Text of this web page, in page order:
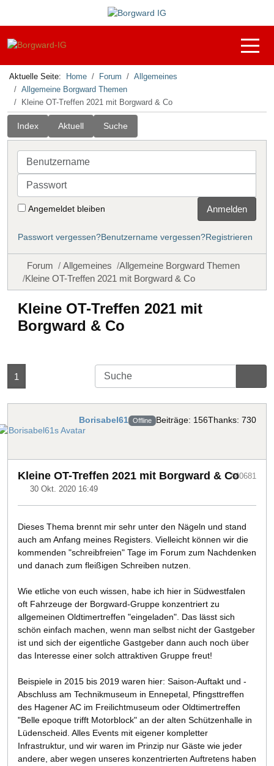
Off-
Aktuelle Seite: Home Forum
Allgemeines
Allgemeine Borgward Themen
Kleine OT-Treffen 2021 mit Borgward & Co
Index Aktuell Suche
Benutzername
Passwort
Angemeldet bleiben Anmelden
Passwort vergessen?Benutzername vergessen?Registrieren
Forum Allgemeines
Allgemeine Borgward Themen
Kleine OT-Treffen 2021 mit Borgward & Co
Kleine OT-Treffen 2021 mit
Borgward & Co
1
Borisabel61 Offline Beiträge: 156Thanks: 730
Kleine OT-Treffen 2021 mit Borgward & Co
30 Okt. 2020 16:49
#40681
Dieses Thema brennt mir sehr unter den Nägeln und stand
auch am Anfang meines Registers. Vielleicht können wir die
kommenden "schreibfreien" Tage im Forum zum Nachdenken
und danach zum fleißigen Schreiben nutzen.
Wie etliche von euch wissen, habe ich hier in Südwestfalen
oft Fahrzeuge der Borgward-Gruppe konzentriert zu
allgemeinen Oldtimertreffen "eingeladen". Das lässt sich
schön einfach machen, wenn man selbst nicht der Gastgeber
ist und sich der eigentliche Gastgeber dann auch noch über
das Interesse einer solch attraktiven Gruppe freut!
Beispiele in 2015 bis 2019 waren hier: Saison-Auftakt und -
Abschluss am Technikmuseum in Ennepetal, Pfingsttreffen
des Hagener AC im Freilichtmuseum oder Oldtimertreffen
"Belle epoque trifft Motorblock" an der alten Schützenhalle in
Lüdenscheid. Alles Events mit eigener kompletter
Infrastruktur, und wir waren im Prinzip nur Gäste wie jeder
andere, aber wegen unseres konzentrierten Auftretens haben